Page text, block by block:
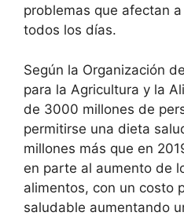
problemas que afectan
todos los días.
Según la Organización
para la Agricultura y la
de 3000 millones de
permitirse una dieta
millones más que en
en parte al aumento de
alimentos, con un costo
saludable aumentando